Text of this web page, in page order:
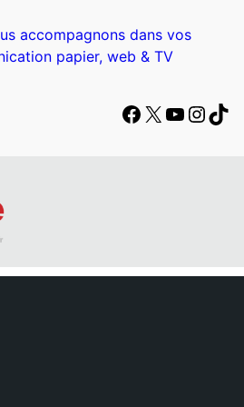
accompagnons dans vos
papier, web & TV
Facebook
X